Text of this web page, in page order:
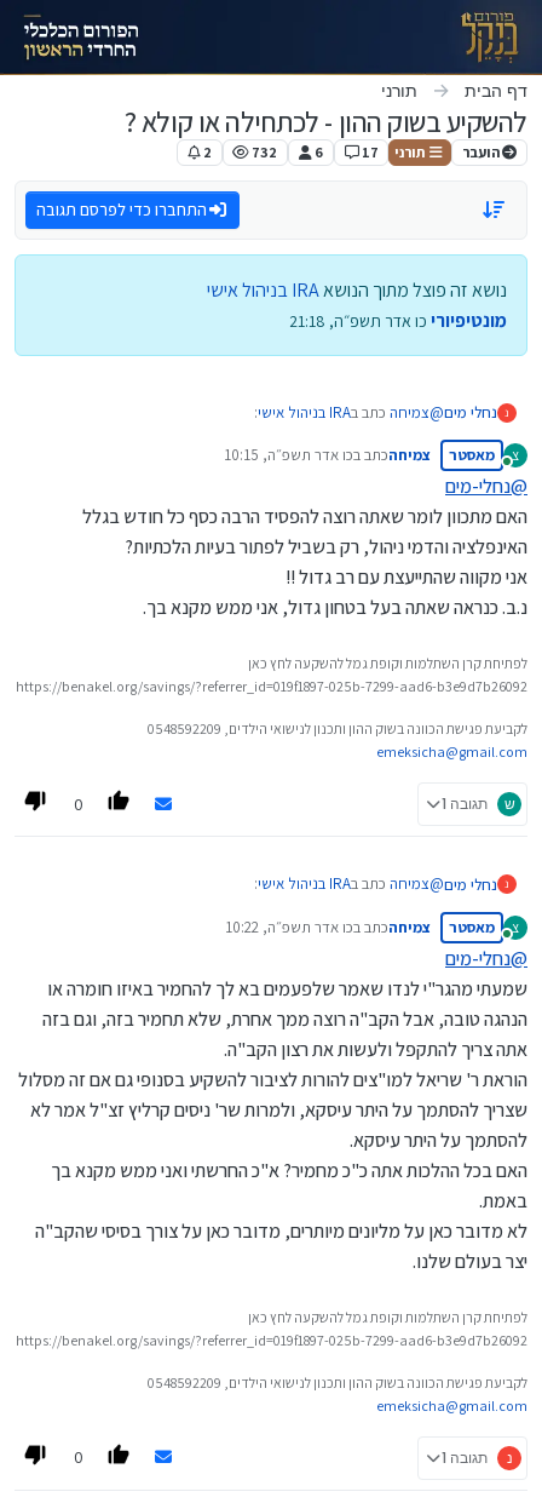
דילוג לתוכן
דף הבית תורני
להשקיע בשוק ההון - לכתחילה או קולא ?
הועבר תורני 17
6
732
2
התחברו כדי לפרסם תגובה
נושא זה פוצל מתוך הנושאIRA בניהול אישי
מונטיפיורי כו אדר תשפ״ה, 21:18
נ נחלי מים@צמיחה כתב בIRA בניהול אישי :
כמדומני שגם פנסיה אפשר בניהול אישי,
אבל ---
בפנסיה רגילה יש ביטוחים כמו ביטוח שארים ואכ"ע,
ואילו בניהול אישי אין את זה, וצריך לרכוש את זה בנפרד.
הבנתי. אני רוצה לפתוח בניהול אישי מכיון שאני לא רוצה להשקיע את
הכספים בכלל. קופת גמל בניהול אישי מורכב משני חשבונות: הראשון של
המזומנים והשני של ההשקעות. אף אחד לא מכריח אותך להשקיע בכלל.
וא"כ אפשר לפתור את הבעיות ההלכתיות הרבות שיש בהשקעות השונות.
צ
מחובר
מאסטר צמיחהכתב בכו אדר תשפ״ה, 10:15
נערך לאחרונה על ידי
@נחלי-מים
האם מתכוון לומר שאתה רוצה להפסיד הרבה כסף כל חודש בגלל
האינפלציה והדמי ניהול, רק בשביל לפתור בעיות הלכתיות?
אני מקווה שהתייעצת עם רב גדול !!
נ.ב. כנראה שאתה בעל בטחון גדול, אני ממש מקנא בך.
לפתיחת קרן השתלמות וקופת גמל להשקעה לחץ כאן
https://benakel.org/savings/?referrer_id=019f1897-025b-7299-aad6-b3e9d7b26092
לקביעת פגישת הכוונה בשוק ההון ותכנון לנישואי הילדים, 0548592209
emeksicha@gmail.com
ש תגובה 1 0
נ נחלי מים@צמיחה כתב בIRA בניהול אישי :
כמדומני שגם פנסיה אפשר בניהול אישי,
אבל ---
בפנסיה רגילה יש ביטוחים כמו ביטוח שארים ואכ"ע,
ואילו בניהול אישי אין את זה, וצריך לרכוש את זה בנפרד.
הבנתי. אני רוצה לפתוח בניהול אישי מכיון שאני לא רוצה להשקיע את
הכספים בכלל. קופת גמל בניהול אישי מורכב משני חשבונות: הראשון של
המזומנים והשני של ההשקעות. אף אחד לא מכריח אותך להשקיע בכלל.
וא"כ אפשר לפתור את הבעיות ההלכתיות הרבות שיש בהשקעות השונות.
צ
מחובר
מאסטר צמיחהכתב בכו אדר תשפ״ה, 10:22
נערך לאחרונה על ידי
@נחלי-מים
שמעתי מהגר"י לנדו שאמר שלפעמים בא לך להחמיר באיזו חומרה או
הנהגה טובה, אבל הקב"ה רוצה ממך אחרת, שלא תחמיר בזה, וגם בזה
אתה צריך להתקפל ולעשות את רצון הקב"ה.
הוראת ר' שריאל למו"צים להורות לציבור להשקיע בסנופי גם אם זה מסלול
שצריך להסתמך על היתר עיסקא, ולמרות שר' ניסים קרליץ זצ"ל אמר לא
להסתמך על היתר עיסקא.
האם בכל ההלכות אתה כ"כ מחמיר? א"כ החרשתי ואני ממש מקנא בך
באמת.
לא מדובר כאן על מליונים מיותרים, מדובר כאן על צורך בסיסי שהקב"ה
יצר בעולם שלנו.
לפתיחת קרן השתלמות וקופת גמל להשקעה לחץ כאן
https://benakel.org/savings/?referrer_id=019f1897-025b-7299-aad6-b3e9d7b26092
לקביעת פגישת הכוונה בשוק ההון ותכנון לנישואי הילדים, 0548592209
emeksicha@gmail.com
נ תגובה 1 0